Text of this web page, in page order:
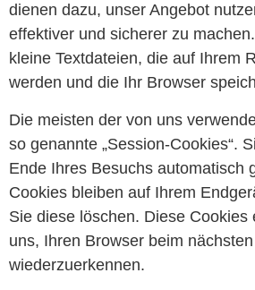
dienen dazu, unser Angebot
effektiver und sicherer zu
kleine Textdateien, die auf Ihrem
werden und die Ihr Browser
Die meisten der von uns
so genannte „Session-Cookies“.
Ende Ihres Besuchs automatisch
Cookies bleiben auf Ihrem
Sie diese löschen. Diese Cookies
uns, Ihren Browser beim
wiederzuerkennen.